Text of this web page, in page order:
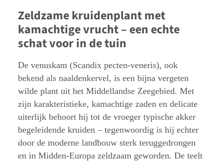
Zeldzame kruidenplant met
kamachtige vrucht – een echte
schat voor in de tuin
De venuskam (Scandix pecten-veneris), ook
bekend als naaldenkervel, is een bijna vergeten
wilde plant uit het Middellandse Zeegebied. Met
zijn karakteristieke, kamachtige zaden en delicate
uiterlijk behoort hij tot de vroeger typische akker
begeleidende kruiden – tegenwoordig is hij echter
door de moderne landbouw sterk teruggedrongen
en in Midden-Europa zeldzaam geworden. De teelt